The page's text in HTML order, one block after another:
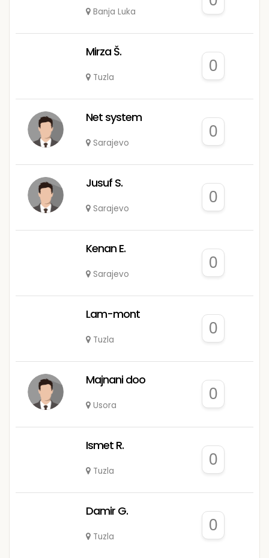
Banja Luka
Mirza Š.
Tuzla
0
Net system
Sarajevo
0
Jusuf S.
Sarajevo
0
Kenan E.
Sarajevo
0
Lam-mont
Tuzla
0
Majnani doo
Usora
0
Ismet R.
Tuzla
0
Damir G.
Tuzla
0